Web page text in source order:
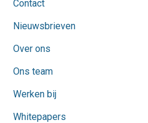
Contact
Nieuwsbrieven
Over ons
Ons team
Werken bij
Whitepapers